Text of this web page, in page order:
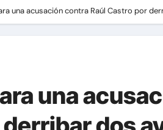
una acusación contra Raúl Castro por
una